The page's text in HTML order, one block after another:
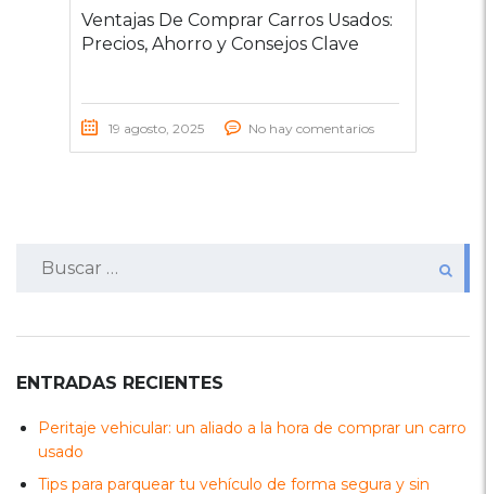
Ventajas De Comprar Carros Usados:
Precios, Ahorro y Consejos Clave
19 agosto, 2025 No hay comentarios
ENTRADAS RECIENTES
Peritaje vehicular: un aliado a la hora de comprar un carro
usado
Tips para parquear tu vehículo de forma segura y sin